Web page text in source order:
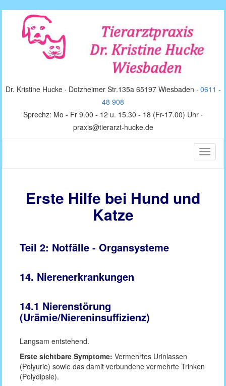
Dr. Kristine Hucke · Dotzheimer Str.135a 65197 Wiesbaden · 0611 -
48 908
Sprechz: Mo - Fr 9.00 - 12 u. 15.30 - 18 (Fr-17.00) Uhr ·
praxis@tierarzt-hucke.de
Toggle
Erste Hilfe bei Hund und
Katze
Teil 2: Notfälle - Organsysteme
14. Nierenerkrankungen
14.1 Nierenstörung
(Urämie/Niereninsuffizienz)
Langsam entstehend.
Erste sichtbare Symptome: Vermehrtes Urinlassen
(Polyurie) sowie das damit verbundene vermehrte Trinken
(Polydipsie).